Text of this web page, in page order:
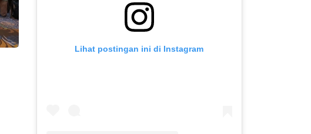
Lihat postingan ini di Instagram